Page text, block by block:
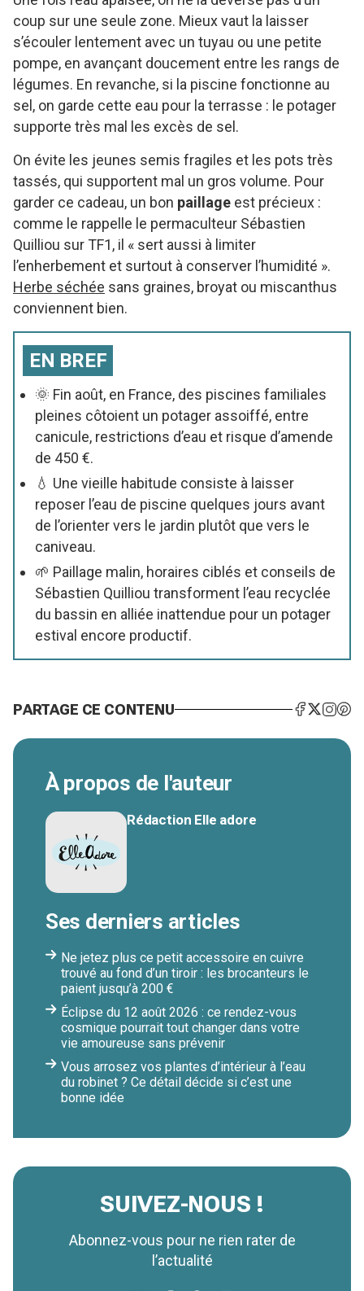
coup sur une seule zone. Mieux vaut la laisser
s’écouler lentement avec un tuyau ou une petite
pompe, en avançant doucement entre les rangs de
légumes. En revanche, si la piscine fonctionne au
sel, on garde cette eau pour la terrasse : le potager
supporte très mal les excès de sel.
On évite les jeunes semis fragiles et les pots très
tassés, qui supportent mal un gros volume. Pour
garder ce cadeau, un bon paillage est précieux :
comme le rappelle le permaculteur Sébastien
Quilliou sur TF1, il « sert aussi à limiter
l’enherbement et surtout à conserver l’humidité ».
Herbe séchée sans graines, broyat ou miscanthus
conviennent bien.
EN BREF
🌞 Fin août, en France, des piscines familiales
pleines côtoient un potager assoiffé, entre
canicule, restrictions d’eau et risque d’amende
de 450 €.
💧 Une vieille habitude consiste à laisser
reposer l’eau de piscine quelques jours avant
de l’orienter vers le jardin plutôt que vers le
caniveau.
🌱 Paillage malin, horaires ciblés et conseils de
Sébastien Quilliou transforment l’eau recyclée
du bassin en alliée inattendue pour un potager
estival encore productif.
PARTAGE CE CONTENU
À propos de l'auteur
Rédaction Elle adore
Ses derniers articles
Ne jetez plus ce petit accessoire en cuivre
trouvé au fond d’un tiroir : les brocanteurs le
paient jusqu’à 200 €
Éclipse du 12 août 2026 : ce rendez-vous
cosmique pourrait tout changer dans votre
vie amoureuse sans prévenir
Vous arrosez vos plantes d’intérieur à l’eau
du robinet ? Ce détail décide si c’est une
bonne idée
SUIVEZ-NOUS !
Abonnez-vous pour ne rien rater de
l’actualité